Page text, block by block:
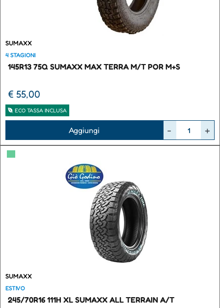
SUMAXX
4 STAGIONI
145R13 75Q SUMAXX MAX TERRA M/T POR M+S
€ 55,00
ECO TASSA INCLUSA
Aggiungi
▀
SUMAXX
ESTIVO
245/70R16 111H XL SUMAXX ALL TERRAIN A/T